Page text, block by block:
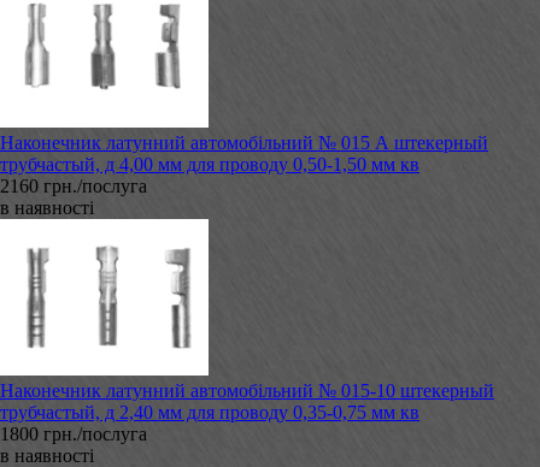
Наконечник латунний автомобільний № 015 А штекерный
трубчастый, д 4,00 мм для проводу 0,50-1,50 мм кв
2160 грн./послуга
в наявності
Наконечник латунний автомобільний № 015-10 штекерный
трубчастый, д 2,40 мм для проводу 0,35-0,75 мм кв
1800 грн./послуга
в наявності